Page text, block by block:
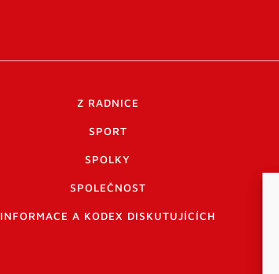
Z RADNICE
SPORT
SPOLKY
SPOLEČNOST
INFORMACE A KODEX DISKUTUJÍCÍCH